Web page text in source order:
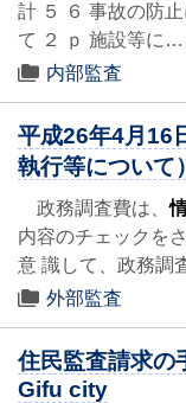
計 ５ ６ 事故の防
て ２ ｐ 施設等に…
内部監査
平成26年4月16
執行等について
政務調査費は、
内容のチェックを
意 識して、政務調
外部監査
住民監査請求の
Gifu city